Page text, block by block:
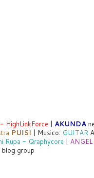
- HighLinkForce | AKUNDA
PUISI | Musico: GUITAR
Rupa - Qraphycore |
blog group